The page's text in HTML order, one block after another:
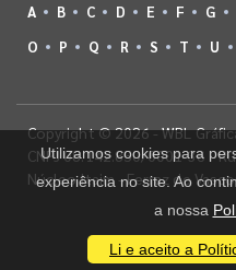
A B C D E F G
O
P Q R S T U
Copyright © 2026 - WBL
CNPJ 08.142.850/0001-36 -
Núcleo Itaim - Ferraz de
Utilizamos cookies para
experiência no site. Ao
a nossa
Li e aceito a